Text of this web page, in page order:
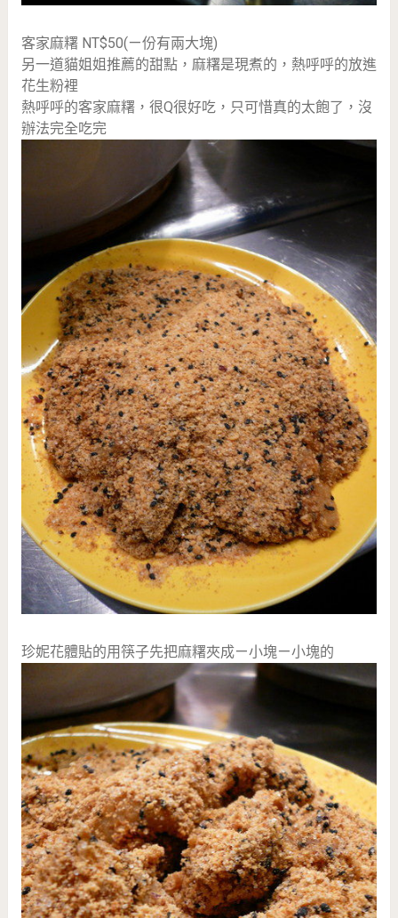
客家麻糬 NT$50(ㄧ份有兩大塊)
另一道貓姐姐推薦的甜點，麻糬是現煮的，熱呼呼的放進
花生粉裡
熱呼呼的客家麻糬，很Q很好吃，只可惜真的太飽了，沒
辦法完全吃完
珍妮花體貼的用筷子先把麻糬夾成ㄧ小塊ㄧ小塊的